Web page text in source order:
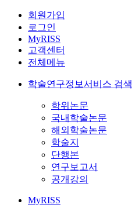
회원가입
로그인
MyRISS
고객센터
전체메뉴
학술연구정보서비스 검색
학위논문
국내학술논문
해외학술논문
학술지
단행본
연구보고서
공개강의
MyRISS